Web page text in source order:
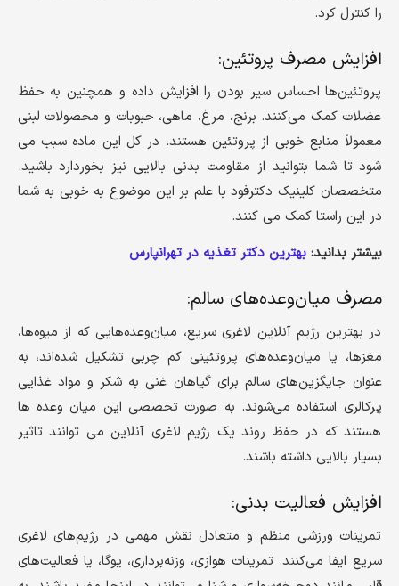
را کنترل کرد.
افزایش مصرف پروتئین:
پروتئین‌ها احساس سیر بودن را افزایش داده و همچنین به حفظ
عضلات کمک می‌کنند. برنج، مرغ، ماهی، حبوبات و محصولات لبنی
معمولاً منابع خوبی از پروتئین هستند. در کل این ماده سبب می
شود تا شما بتوانید از مقاومت بدنی بالایی نیز بخوردارد باشید.
متخصصان کلینیک دکترفود با علم بر این موضوع به خوبی به شما
در این راستا کمک می کنند.
بیشتر بدانید:بهترین دکتر تغذیه در تهرانپارس
مصرف میان‌وعده‌های سالم:
در بهترین رژیم آنلاین لاغری سریع، میان‌وعده‌هایی که از میوه‌ها،
مغزها، یا میان‌وعده‌های پروتئینی کم چربی تشکیل شده‌اند، به
عنوان جایگزین‌های سالم برای گیاهان غنی به شکر و مواد غذایی
پرکالری استفاده می‌شوند. به صورت تخصصی این میان وعده ها
هستند که در حفظ روند یک رژیم لاغری آنلاین می توانند تاثیر
بسیار بالایی داشته باشند.
افزایش فعالیت بدنی:
تمرینات ورزشی منظم و متعادل نقش مهمی در رژیم‌های لاغری
سریع ایفا می‌کنند. تمرینات هوازی، وزنه‌برداری، یوگا، یا فعالیت‌های